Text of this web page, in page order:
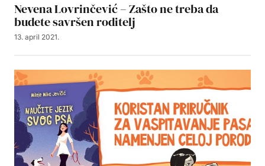
Nevena Lovrinčević – Zašto ne treba da
budete savršen roditelj
13. april 2021.